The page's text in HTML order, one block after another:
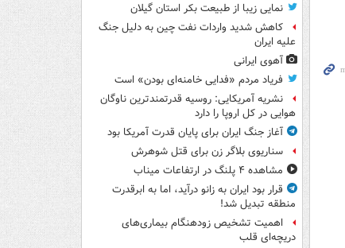
نمایی زیبا از طبیعت بکر استان گیلان
کاهش شدید واردات نفت چین به دلیل جنگ
علیه ایران
آهوی ایرانی
فریاد مردم «فدایی خامنه‌ای بودن» است
نشریه آمریکایی: روسیه قدرتمندترین ناوگان
هوایی در کل اروپا را دارد
آغاز جنگ ایران برای پایان قدرت آمریکا بود
سناریوی بلاگر زن برای قتل شوهرش
مشاهده ۴ پلنگ در ارتفاعات میناب
قرار بود ایران به زانو درآید، اما به ابرقدرت
منطقه تبدیل شد!
اهمیت تشخیص زودهنگام بیماری‌های
دریچه‌ای قلب